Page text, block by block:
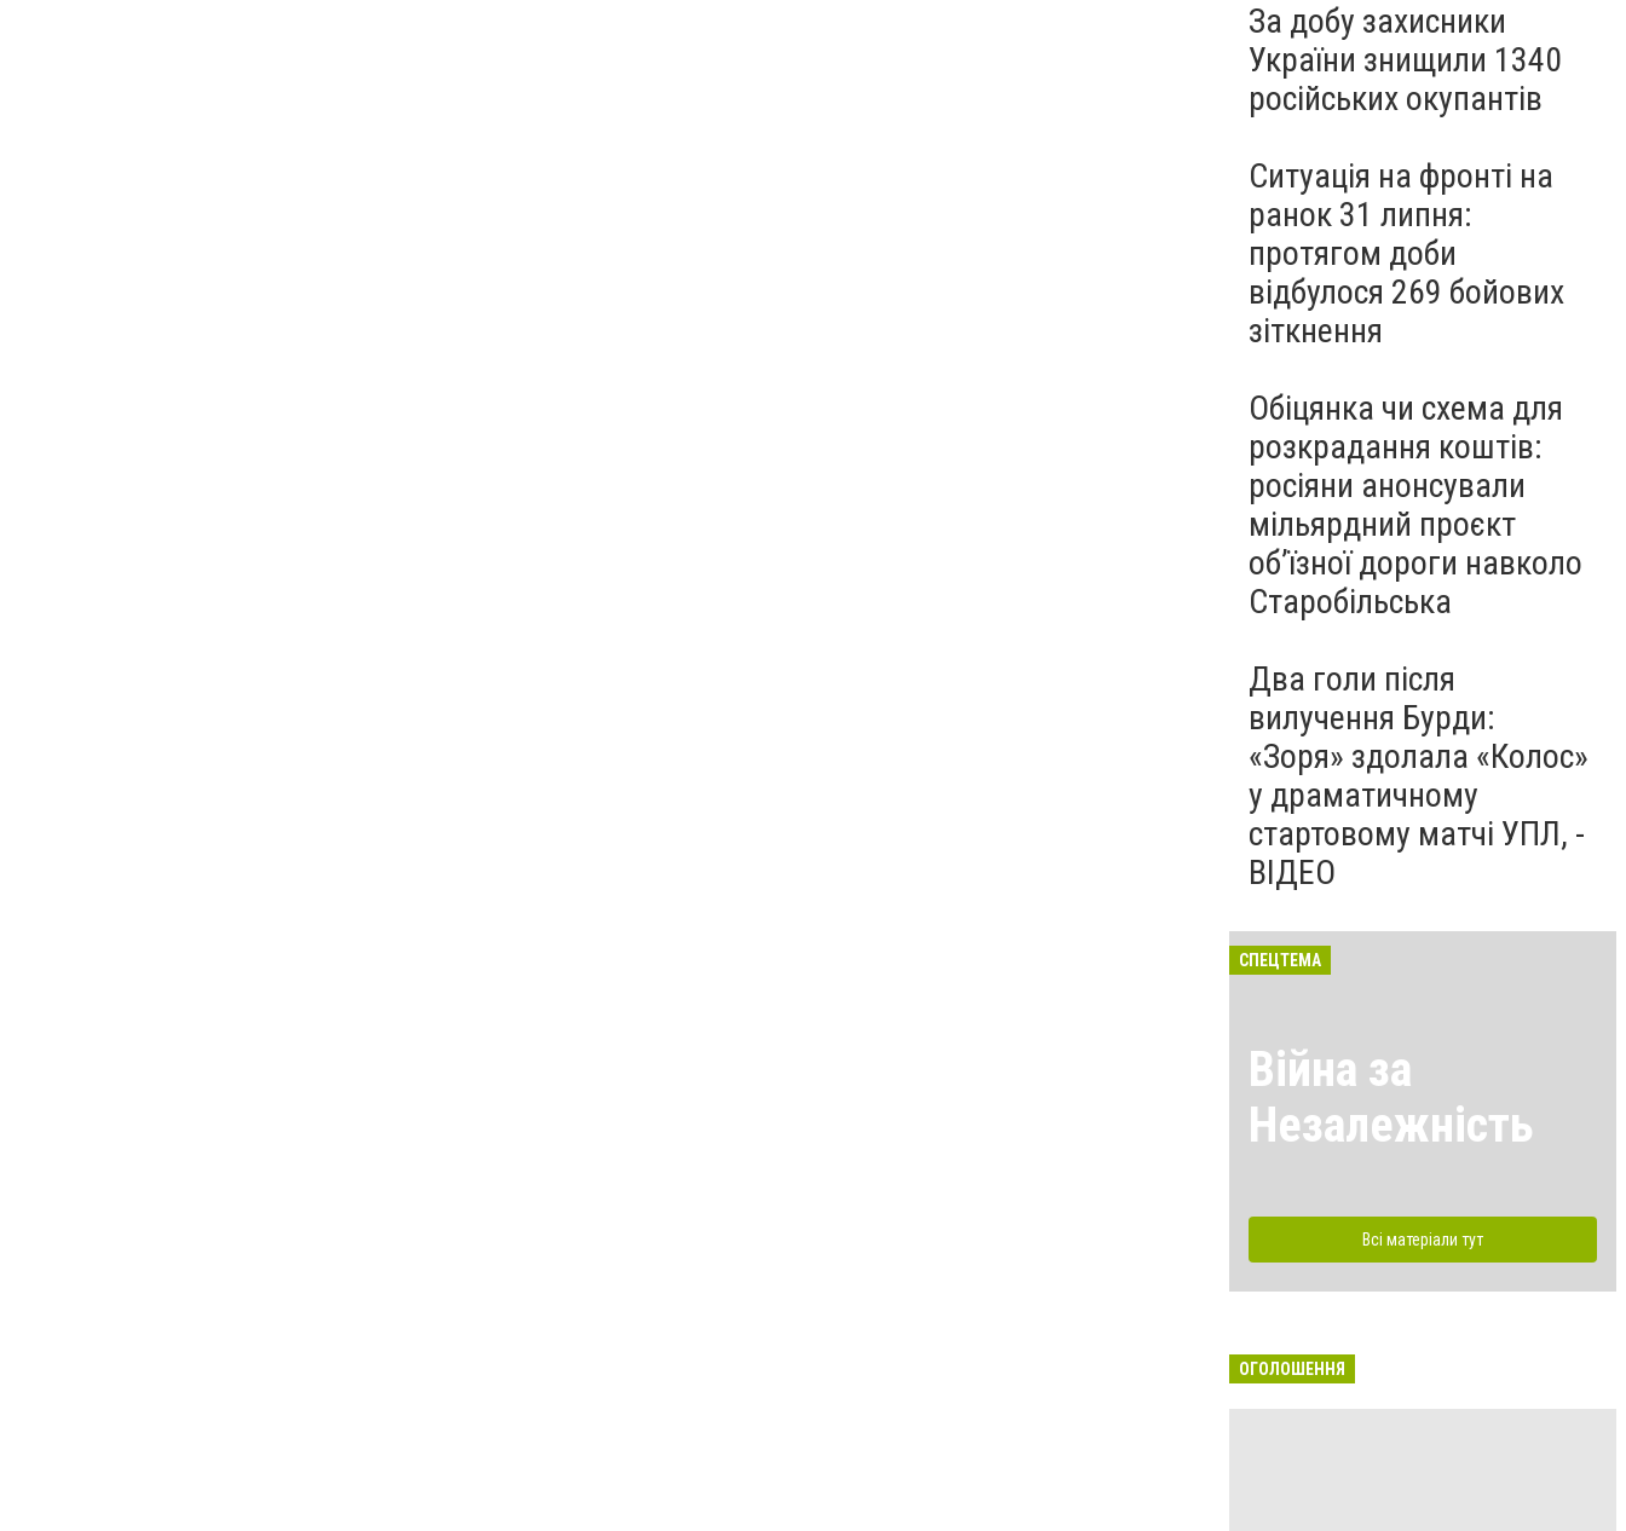
За добу захисники
України знищили 1340
російських окупантів
Ситуація на фронті на
ранок 31 липня:
протягом доби
відбулося 269 бойових
зіткнення
Обіцянка чи схема для
розкрадання коштів:
росіяни анонсували
мільярдний проєкт
об’їзної дороги навколо
Старобільська
Два голи після
вилучення Бурди:
«Зоря» здолала «Колос»
у драматичному
стартовому матчі УПЛ, -
ВІДЕО
СПЕЦТЕМА
Війна за
Незалежність
Всі матеріали тут
ОГОЛОШЕННЯ